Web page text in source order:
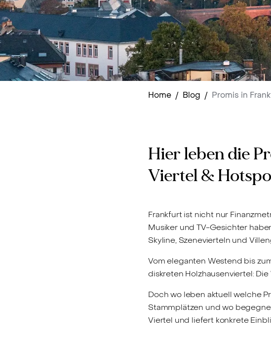
Home / Blog / Promis in
Hier leben die
Viertel &
Frankfurt ist nicht nur
Musiker und TV-Gesichter
Skyline, Szenevierteln und
Vom eleganten Westend bis
diskreten Holzhausenviertel:
Doch wo leben aktuell welche
Stammplätzen und wo
Viertel und liefert konkrete